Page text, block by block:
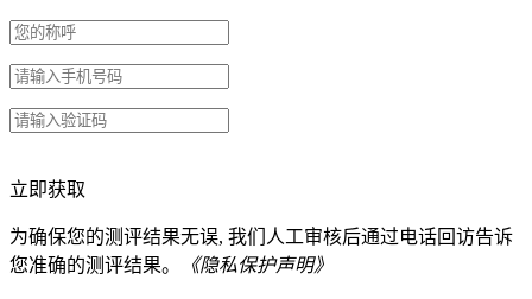
立即获取
为确保您的测评结果无误, 我们人工审核后通过电话回访告诉
您准确的测评结果。
《隐私保护声明》